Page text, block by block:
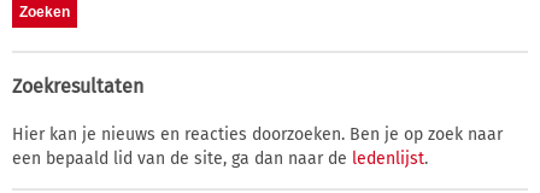
Zoekresultaten
Hier kan je nieuws en reacties doorzoeken. Ben je op zoek naar
een bepaald lid van de site, ga dan naar de ledenlijst.